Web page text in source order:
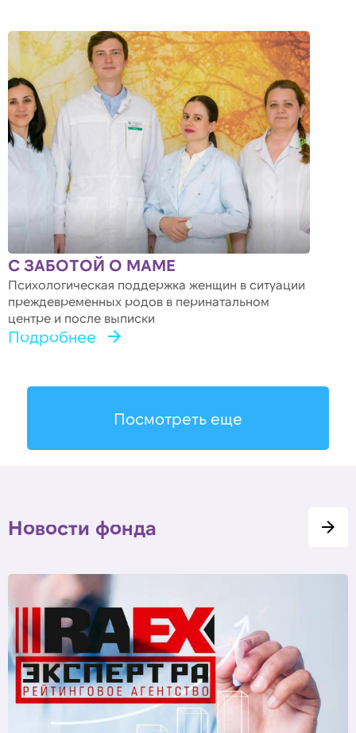
С ЗАБОТОЙ О МАМЕ
Психологическая поддержка женщин в ситуации
преждевременных родов в перинатальном
центре и после выписки
Подробнее
Посмотреть еще
Новости фонда